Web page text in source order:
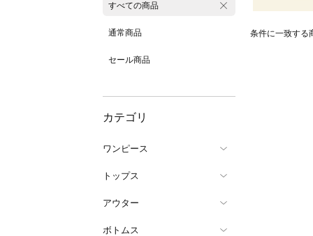
すべての商品
通常商品
セール商品
カテゴリ
ワンピース
トップス
アウター
ボトムス
条件に一致する